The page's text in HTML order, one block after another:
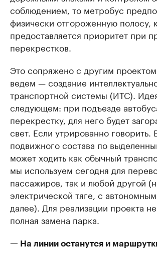
соблюдением, то метробус
физически отгороженную полосу,
предоставляется приоритет при
перекрестков.
Это сопряжено с другим
ведем — создание
транспортной системы (ИТС).
следующем: при подъезде
перекрестку, для него будет
свет. Если утрированно говорить.
подвижного состава по
может ходить как обычный
мы используем сегодня для
пассажиров, так и любой другой
электрической тяге, с
далее). Для реализации проекта
полная замена парка.
— На линии останутся и